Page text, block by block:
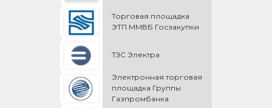
Торговая площадка
ЭТП ММВБ Госзакупки
ТЗС Электра
Электронная торговая
площадка Группы
Газпромбанка